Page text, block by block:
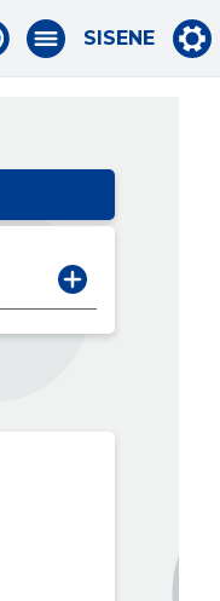
SISENE